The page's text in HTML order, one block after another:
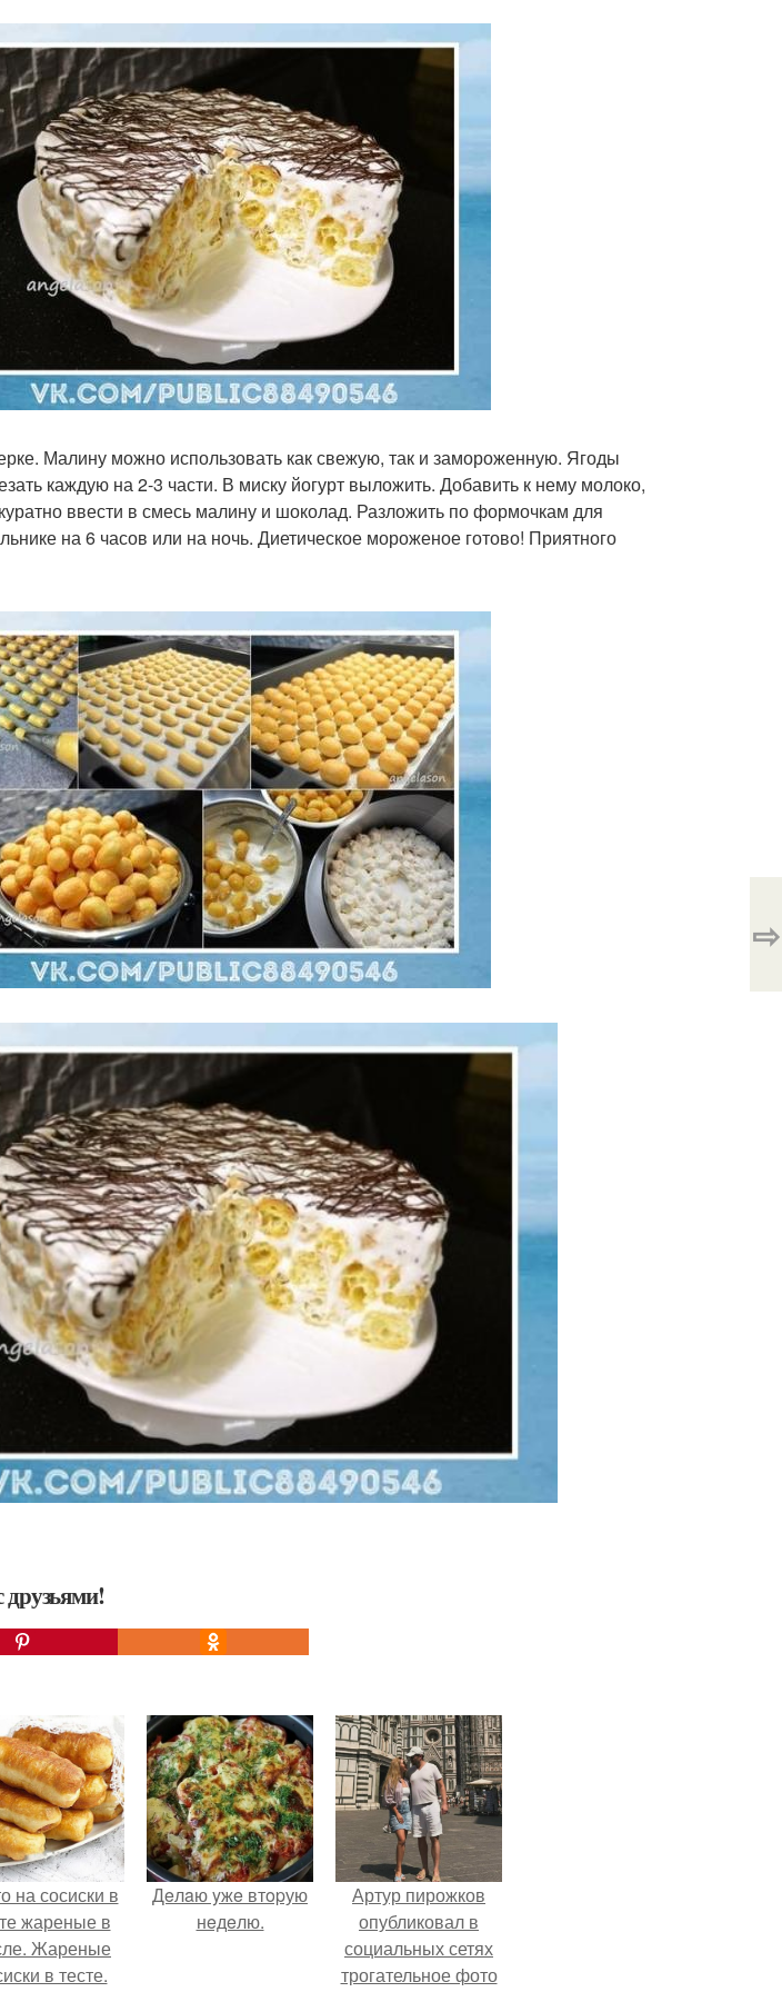
Малину можно использовать как свежую, так и замороженную. Ягоды
каждую на 2-3 части. В миску йогурт выложить. Добавить к нему молоко,
ввести в смесь малину и шоколад. Разложить по формочкам для
на 6 часов или на ночь. Диетическое мороженое готово! Приятного
друзьями!
⇨
на сосиски в
жареные в
Жареные
в тесте.
Дeлaю yжe втopую
нeдeлю.
Артур пирожков
опубликовал в
социальных сетях
трогательное фото